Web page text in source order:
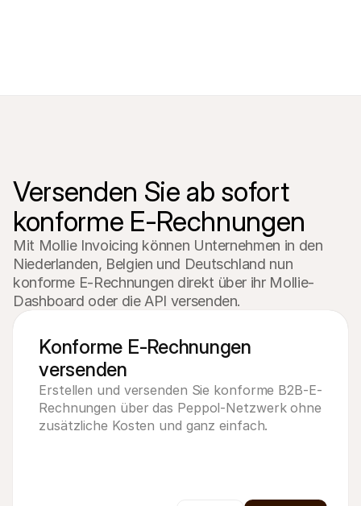
Versenden Sie ab sofort
konforme E-Rechnungen
Mit Mollie Invoicing können Unternehmen in den
Niederlanden, Belgien und Deutschland nun
konforme E-Rechnungen direkt über ihr Mollie-
Dashboard oder die API versenden.
Konforme E-Rechnungen
versenden
Erstellen und versenden Sie konforme B2B-E-
Rechnungen über das Peppol-Netzwerk ohne
zusätzliche Kosten und ganz einfach.